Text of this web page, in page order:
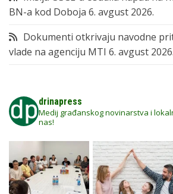
BN-a kod Doboja 6. avgust 2026.
Dokumenti otkrivaju navodne
vlade na agenciju MTI 6. avgust 2026.
drinapress
Medij građanskog novinarstva i
nas!